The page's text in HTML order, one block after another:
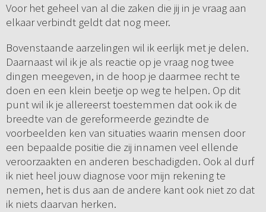
Voor het geheel van al die zaken die jij in je vraag aan
elkaar verbindt geldt dat nog meer.
Bovenstaande aarzelingen wil ik eerlijk met je delen.
Daarnaast wil ik je als reactie op je vraag nog twee
dingen meegeven, in de hoop je daarmee recht te
doen en een klein beetje op weg te helpen. Op dit
punt wil ik je allereerst toestemmen dat ook ik de
breedte van de gereformeerde gezindte de
voorbeelden ken van situaties waarin mensen door
een bepaalde positie die zij innamen veel ellende
veroorzaakten en anderen beschadigden. Ook al durf
ik niet heel jouw diagnose voor mijn rekening te
nemen, het is dus aan de andere kant ook niet zo dat
ik niets daarvan herken.